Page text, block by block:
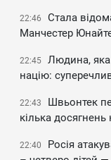
22:46
Стала
Манчестер
22:45
Людина,
націю:
22:43
Швьонтек
кілька досягнень
22:40
Росія